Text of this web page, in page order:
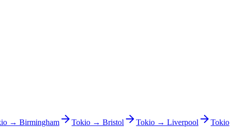
→ Birmingham Tokio → Bristol Tokio → Liverpool
Tokio